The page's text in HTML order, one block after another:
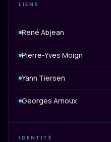
LIENS
René Abjean
Pierre-Yves Moign
Yann Tiersen
Georges Arnoux
IDENTITÉ